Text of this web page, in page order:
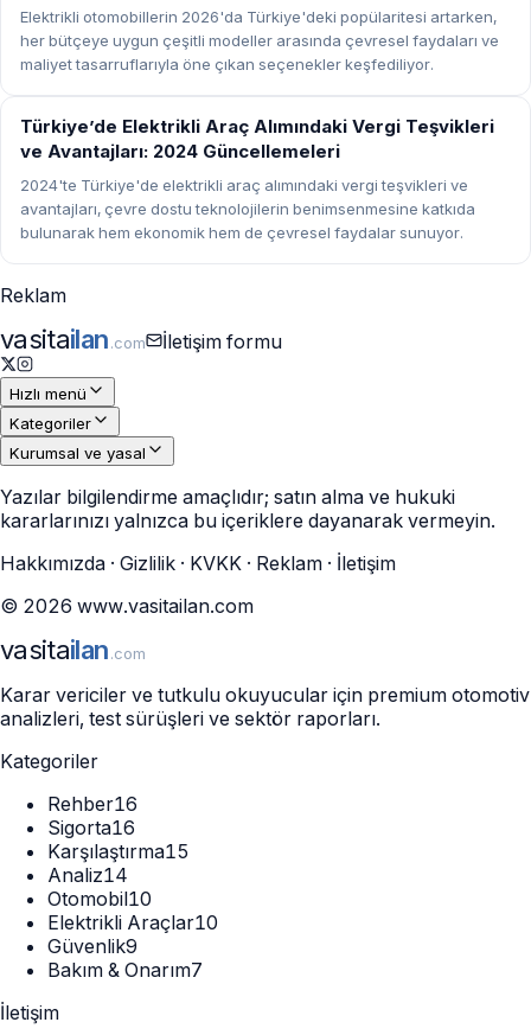
Elektrikli otomobillerin 2026'da Türkiye'deki popülaritesi artarken,
her bütçeye uygun çeşitli modeller arasında çevresel faydaları ve
maliyet tasarruflarıyla öne çıkan seçenekler keşfediliyor.
ELEKTRIKLI ARAÇLAR
Türkiye’de Elektrikli Araç Alımındaki Vergi Teşvikleri
ve Avantajları: 2024 Güncellemeleri
2024'te Türkiye'de elektrikli araç alımındaki vergi teşvikleri ve
avantajları, çevre dostu teknolojilerin benimsenmesine katkıda
bulunarak hem ekonomik hem de çevresel faydalar sunuyor.
Reklam
vasitailan.com İletişim formu
Hızlı menü
Kategoriler
Kurumsal ve yasal
Yazılar bilgilendirme amaçlıdır; satın alma ve hukuki
kararlarınızı yalnızca bu içeriklere dayanarak vermeyin.
Hakkımızda · Gizlilik · KVKK · Reklam · İletişim
© 2026 www.vasitailan.com
vasitailan.com
Karar vericiler ve tutkulu okuyucular için premium otomotiv
analizleri, test sürüşleri ve sektör raporları.
Kategoriler
Rehber16
Sigorta16
Karşılaştırma15
Analiz14
Otomobil10
Elektrikli Araçlar10
Güvenlik9
Bakım & Onarım7
İletişim